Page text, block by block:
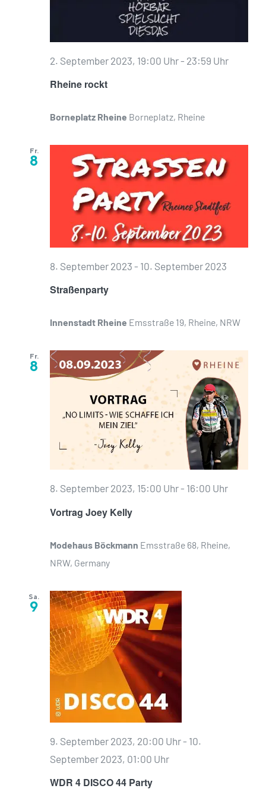
Rheine rockt
2. September 2023, 19:00 Uhr- 23:59 Uhr
Borneplatz Rheine Borneplatz, Rheine
Fr.
8
Straßenparty
8. September 2023 - 10. September 2023
Innenstadt Rheine Emsstraße 19, Rheine, NRW
Fr.
8
Vortrag Joey Kelly
8. September 2023, 15:00 Uhr- 16:00 Uhr
Modehaus Böckmann Emsstraße 68, Rheine,
NRW, Germany
Sa.
9
WDR 4 DISCO 44 Party
9. September 2023, 20:00 Uhr- 10.
September 2023, 01:00 Uhr